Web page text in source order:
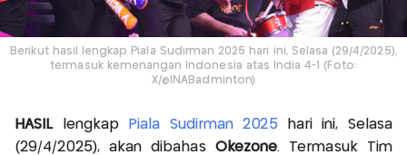
Berikut hasil lengkap Piala Sudirman 2025 hari ini, Selasa (29/4/2025),
termasuk kemenangan Indonesia atas India 4-1 (Foto:
X/@INABadminton)
HASILlengkap Piala Sudirman 2025hari ini, Selasa
(29/4/2025), akan dibahas Okezone. Termasuk Tim